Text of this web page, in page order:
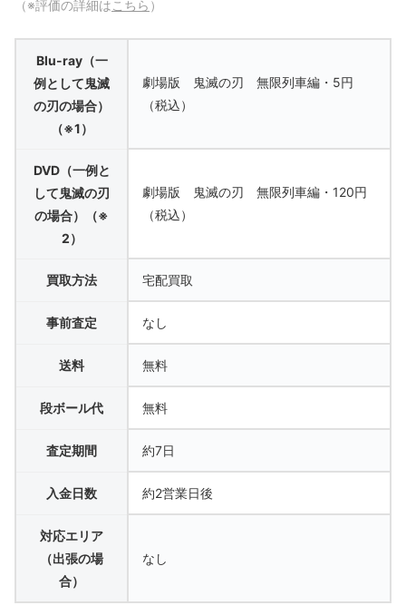
（※評価の詳細は こちら ）
Blu-ray（一
例として鬼滅
の刃の場合）
（※1）
劇場版 鬼滅の刃 無限列車編・5円
（税込）
DVD（一例と
して鬼滅の刃
の場合）（※
2）
劇場版 鬼滅の刃 無限列車編・120円
（税込）
買取方法 宅配買取
事前査定 なし
送料 無料
段ボール代 無料
査定期間 約7日
入金日数 約2営業日後
対応エリア
（出張の場
合）
なし